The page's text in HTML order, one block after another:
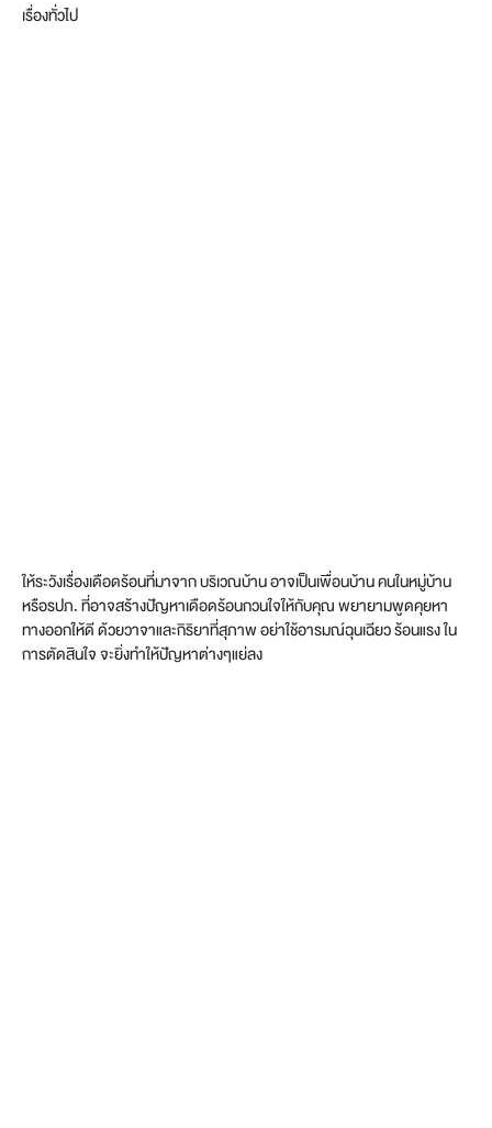
เรื่องทั่วไป
ให้ระวังเรื่องเดือดร้อนที่มาจาก บริเวณบ้าน อาจเป็นเพื่อนบ้าน คนในหมู่บ้าน
หรือรปภ. ที่อาจสร้างปัญหาเดือดร้อนกวนใจให้กับคุณ พยายามพูดคุยหา
ทางออกให้ดี ด้วยวาจาและกิริยาที่สุภาพ อย่าใช้อารมณ์ฉุนเฉียว ร้อนแรง ใน
การตัดสินใจ จะยิ่งทำให้ปัญหาต่างๆแย่ลง